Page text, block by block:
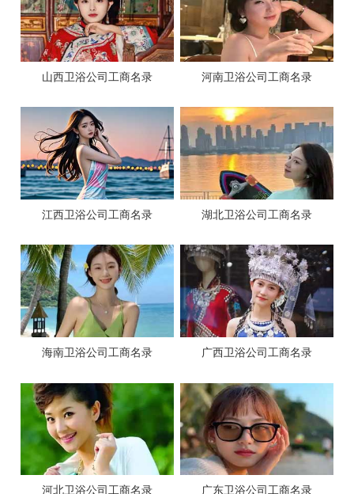
山西卫浴公司工商名录 河南卫浴公司工商名录
江西卫浴公司工商名录 湖北卫浴公司工商名录
海南卫浴公司工商名录 广西卫浴公司工商名录
河北卫浴公司工商名录 广东卫浴公司工商名录